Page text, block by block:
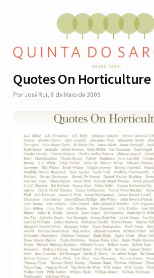
Quotes On Horticulture
PorJosé Rui, 8 de Maio de 2009